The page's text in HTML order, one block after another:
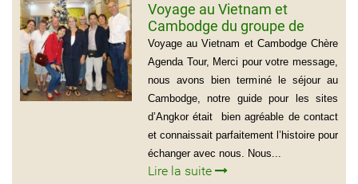
Voyage au Vietnam et
Cambodge du groupe de
madame Josette et Michel
GUILLON ( 6 personnes) 37
jours
Voyage au Vietnam et Cambodge Chère
Agenda Tour, Merci pour votre message,
nous avons bien terminé le séjour au
Cambodge, notre guide pour les sites
d’Angkor était bien agréable de contact
et connaissait parfaitement l’histoire pour
échanger avec nous. Nous...
Lire la suite